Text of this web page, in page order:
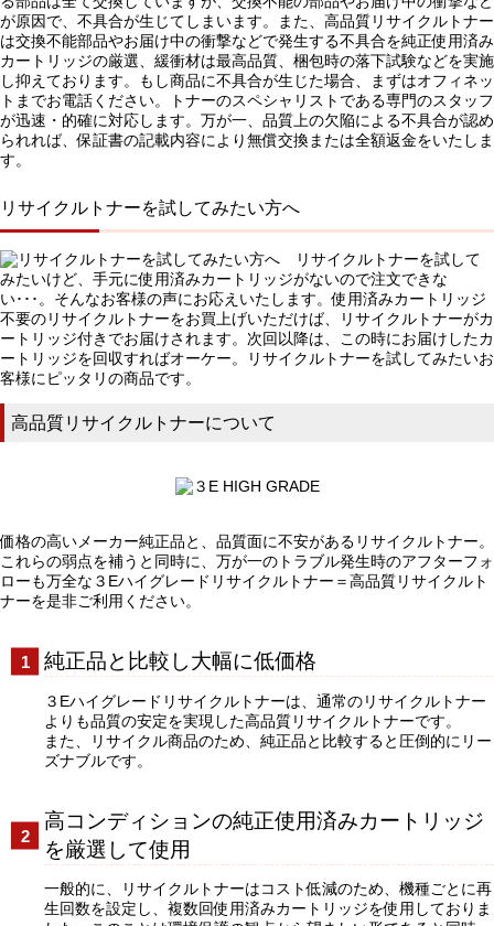
が原因で、不具合が生じてしまいます。また、高品質リサイクルトナー
は交換不能部品やお届け中の衝撃などで発生する不具合を純正使用済み
カートリッジの厳選、緩衝材は最高品質、梱包時の落下試験などを実施
し抑えております。もし商品に不具合が生じた場合、まずはオフィネッ
トまでお電話ください。トナーのスペシャリストである専門のスタッフ
が迅速・的確に対応します。万が一、品質上の欠陥による不具合が認め
られれば、保証書の記載内容により無償交換または全額返金をいたしま
す。
リサイクルトナーを試してみたい方へ
リサイクルトナーを試して
みたいけど、手元に使用済みカートリッジがないので注文できな
い･･･。そんなお客様の声にお応えいたします。使用済みカートリッジ
不要のリサイクルトナーをお買上げいただけば、リサイクルトナーがカ
ートリッジ付きでお届けされます。次回以降は、この時にお届けしたカ
ートリッジを回収すればオーケー。リサイクルトナーを試してみたいお
客様にピッタリの商品です。
高品質リサイクルトナーについて
価格の高いメーカー純正品と、品質面に不安があるリサイクルトナー。
これらの弱点を補うと同時に、万が一のトラブル発生時のアフターフォ
ローも万全な３Eハイグレードリサイクルトナー＝高品質リサイクルト
ナーを是非ご利用ください。
純正品と比較し大幅に低価格
３Eハイグレードリサイクルトナーは、通常のリサイクルトナー
よりも品質の安定を実現した高品質リサイクルトナーです。
また、リサイクル商品のため、純正品と比較すると圧倒的にリー
ズナブルです。
高コンディションの純正使用済みカートリッジ
を厳選して使用
一般的に、リサイクルトナーはコスト低減のため、機種ごとに再
生回数を設定し、複数回使用済みカートリッジを使用しておりま